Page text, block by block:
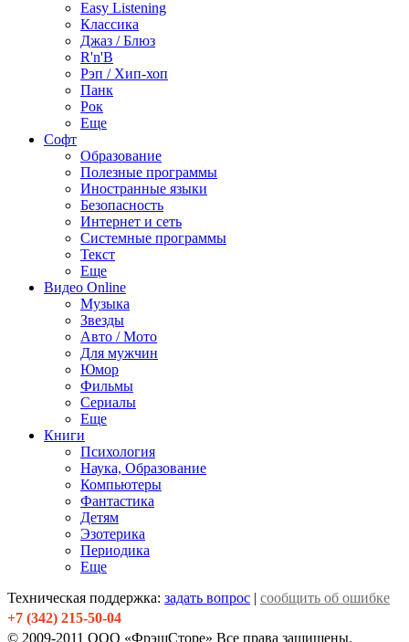
Easy Listening
Классика
Джаз / Блюз
R'n'B
Рэп / Хип-хоп
Панк
Рок
Еще
Софт
Образование
Полезные программы
Иностранные языки
Безопасность
Интернет и сеть
Системные программы
Текст
Еще
Видео Online
Музыка
Звезды
Авто / Мото
Для мужчин
Юмор
Фильмы
Сериалы
Еще
Книги
Психология
Наука, Образование
Компьютеры
Фантастика
Детям
Эзотерика
Периодика
Еще
Техническая поддержка: задать вопрос | сообщить об ошибке
+7 (342) 215-50-04
© 2009-2011 ООО «ФрэшСторе» Все права защищены.